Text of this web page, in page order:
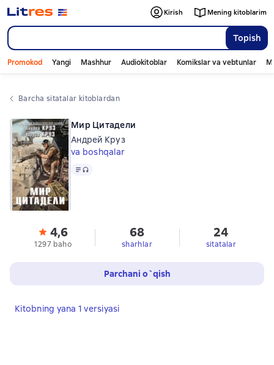
Topish
Kirish Mening kitoblarim
Promokod Yangi Mashhur Audiokitoblar Komikslar va vebtunlar
Barcha sitatalar kitoblardan
Мир Цитадели
Андрей Круз
va boshqalar
Matn
4,6
1297 baho
68
sharhlar
24
sitatalar
Parchani o`qish
Kitobning yana 1 versiyasi